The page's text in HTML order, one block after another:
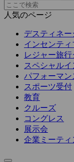
人気のページ
デスティネー
インセンティ
レジャー旅
スペシャルイ
パフォーマ
スポーツ受付
教育
クルーズ
コングレス
展示会
企業ミーティ